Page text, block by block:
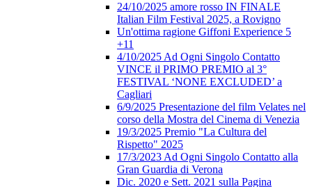
24/10/2025 amore rosso IN FINALE
Italian Film Festival 2025, a Rovigno
Un'ottima ragione Giffoni Experience 5
+11
4/10/2025 Ad Ogni Singolo Contatto
VINCE il PRIMO PREMIO al 3°
FESTIVAL ‘NONE EXCLUDED’ a
Cagliari
6/9/2025 Presentazione del film Velates nel
corso della Mostra del Cinema di Venezia
19/3/2025 Premio "La Cultura del
Rispetto" 2025
17/3/2023 Ad Ogni Singolo Contatto alla
Gran Guardia di Verona
Dic. 2020 e Sett. 2021 sulla Pagina